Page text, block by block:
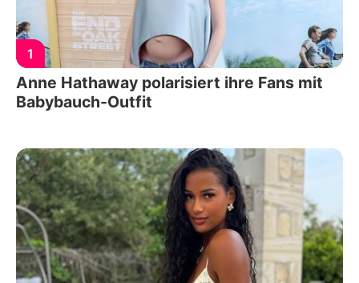
1
Anne Hathaway polarisiert ihre Fans mit
Babybauch-Outfit